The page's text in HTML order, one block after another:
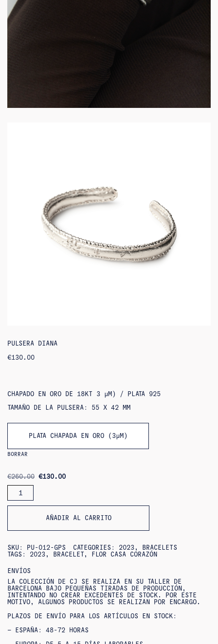
PULSERA DIANA
€130.00
CHAPADO EN ORO DE 18KT 3 ΜM) / PLATA 925
TAMAÑO DE LA PULSERA: 55 X 42 MM
PLATA CHAPADA EN ORO (3ΜM)
BORRAR
€260.00 ORIGINAL
€130.00CURRENT
CANTIDAD
PULSERAS
DIANA
AÑADIR AL CARRITO
SKU: PU-012-GPS CATEGORIES: 2023 , BRACELETS
TAGS: 2023 , BRACELET , FLOR CASA CORAZÓN
ENVÍOS
LA COLECCIÓN DE CJ SE REALIZA EN SU TALLER DE
BARCELONA BAJO PEQUEÑAS TIRADAS DE PRODUCCIÓN,
INTENTANDO NO CREAR EXCEDENTES DE STOCK. POR ESTE
MOTIVO, ALGUNOS PRODUCTOS SE REALIZAN POR ENCARGO.
PLAZOS DE ENVÍO PARA LOS ARTÍCULOS EN STOCK:
– ESPAÑA: 48-72 HORAS